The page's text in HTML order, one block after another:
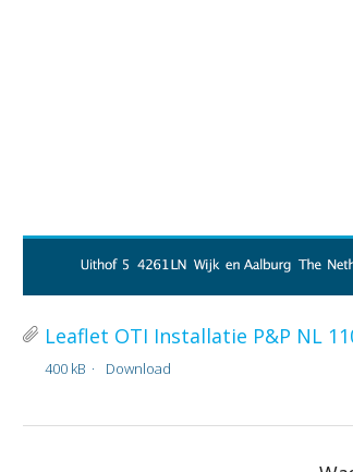
Leaflet OTI Installatie P&P NL
400 kB Download